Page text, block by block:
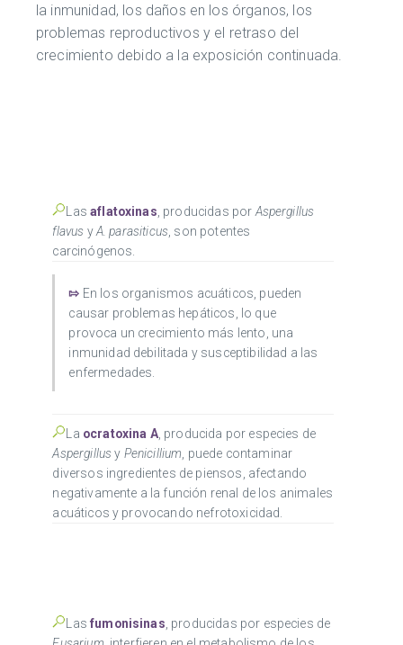
la inmunidad, los daños en los órganos, los
problemas reproductivos y el retraso del
crecimiento debido a la exposición continuada.
Lasaflatoxinas , producidas por Aspergillus
flavus yA. parasiticus , son potentes
carcinógenos.
⇰ En los organismos acuáticos, pueden
causar problemas hepáticos, lo que
provoca un crecimiento más lento, una
inmunidad debilitada y susceptibilidad a las
enfermedades.
La ocratoxina A, producida por especies de
Aspergillus y Penicillium , puede contaminar
diversos ingredientes de piensos, afectando
negativamente a la función renal de los animales
acuáticos y provocando nefrotoxicidad.
Lasfumonisinas , producidas por especies de